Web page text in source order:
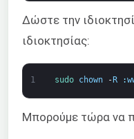
Δώστε την
ιδιοκτησίας:
1 sudo chown - R :
Μπορούμε τώρα να